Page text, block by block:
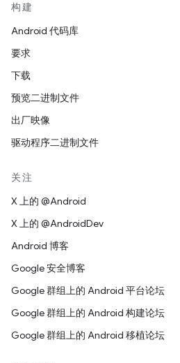
构建
Android 代码库
要求
下载
预览二进制文件
出厂映像
驱动程序二进制文件
关注
X 上的 @Android
X 上的 @AndroidDev
Android 博客
Google 安全博客
Google 群组上的 Android 平台论坛
Google 群组上的 Android 构建论坛
Google 群组上的 Android 移植论坛